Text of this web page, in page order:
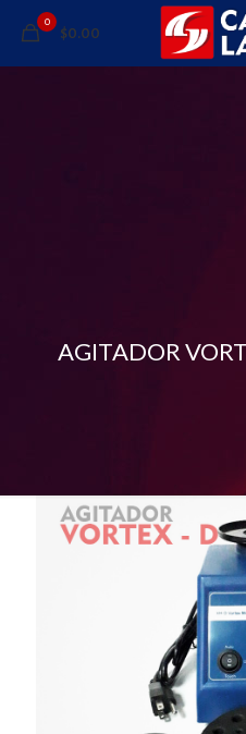
0
$0.00
AGITADOR